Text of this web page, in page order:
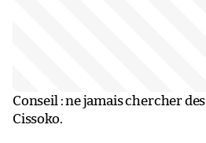
Conseil : ne jamais chercher
Cissoko.